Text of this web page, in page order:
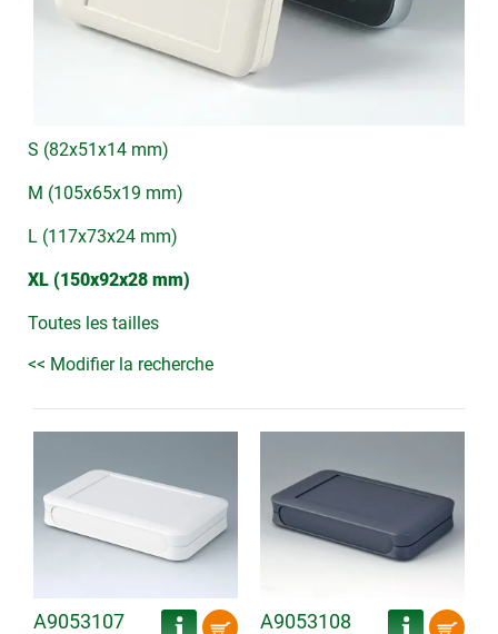
S (82x51x14 mm)
M (105x65x19 mm)
L (117x73x24 mm)
XL (150x92x28 mm)
Toutes les tailles
<< Modifier la recherche
A9053107 A9053108